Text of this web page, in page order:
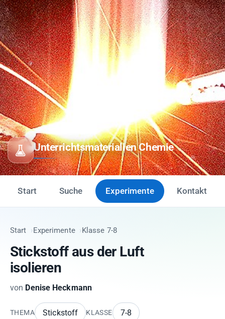
Unterrichtsmaterialien Chemie
Start Suche Experimente Kontakt
Start Experimente Klasse 7-8
Stickstoff aus der Luft
isolieren
von Denise Heckmann
THEMA Stickstoff KLASSE 7-8